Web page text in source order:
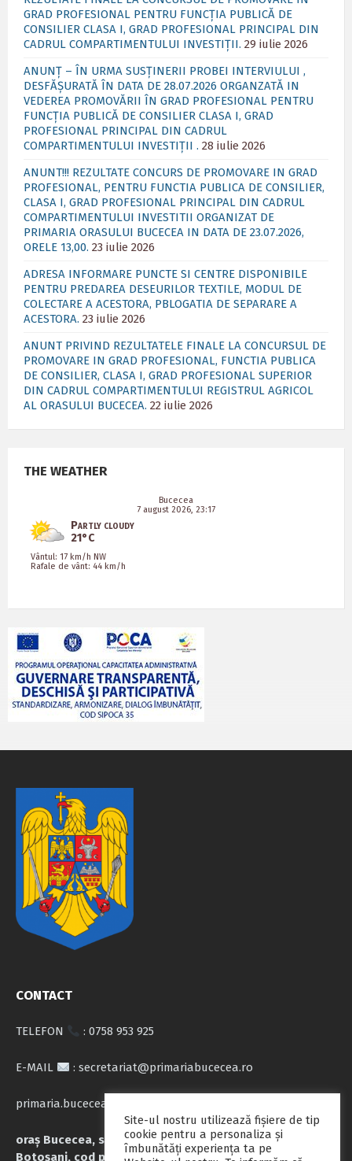
GRAD PROFESIONAL PENTRU FUNCȚIA PUBLICĂ DE
CONSILIER CLASA I, GRAD PROFESIONAL PRINCIPAL DIN
CADRUL COMPARTIMENTULUI INVESTIȚII. 29 iulie 2026
ANUNȚ – ÎN URMA SUSȚINERII PROBEI INTERVIULUI ,
DESFĂȘURATĂ ÎN DATA DE 28.07.2026 ORGANZATĂ IN
VEDEREA PROMOVĂRII ÎN GRAD PROFESIONAL PENTRU
FUNCȚIA PUBLICĂ DE CONSILIER CLASA I, GRAD
PROFESIONAL PRINCIPAL DIN CADRUL
COMPARTIMENTULUI INVESTIȚII . 28 iulie 2026
ANUNT!!! REZULTATE CONCURS DE PROMOVARE IN GRAD
PROFESIONAL, PENTRU FUNCTIA PUBLICA DE CONSILIER,
CLASA I, GRAD PROFESIONAL PRINCIPAL DIN CADRUL
COMPARTIMENTULUI INVESTITII ORGANIZAT DE
PRIMARIA ORASULUI BUCECEA IN DATA DE 23.07.2026,
ORELE 13,00. 23 iulie 2026
ADRESA INFORMARE PUNCTE SI CENTRE DISPONIBILE
PENTRU PREDAREA DESEURILOR TEXTILE, MODUL DE
COLECTARE A ACESTORA, PBLOGATIA DE SEPARARE A
ACESTORA. 23 iulie 2026
ANUNT PRIVIND REZULTATELE FINALE LA CONCURSUL DE
PROMOVARE IN GRAD PROFESIONAL, FUNCTIA PUBLICA
DE CONSILIER, CLASA I, GRAD PROFESIONAL SUPERIOR
DIN CADRUL COMPARTIMENTULUI REGISTRUL AGRICOL
AL ORASULUI BUCECEA. 22 iulie 2026
THE WEATHER
Bucecea
7 august 2026, 23:17
Partly cloudy
21°C
Vântul: 17 km/h NW
Rafale de vânt: 44 km/h
CONTACT
TELEFON : 0758 953 925
E-MAIL : secretariat@primariabucecea.ro
primaria.bucecea@yahoo.com
oraș Bucecea, str. Calea Națională nr.71, județul
Botoșani, cod poștal 717045
Site-ul nostru utilizează fişiere de tip
cookie pentru a personaliza și
îmbunătăți experiența ta pe